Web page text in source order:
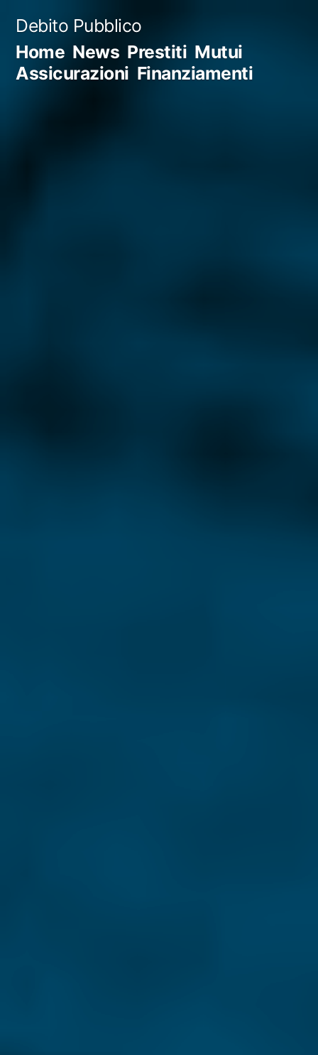
contenuto
Debito Pubblico
Home News Prestiti Mutui
Assicurazioni Finanziamenti